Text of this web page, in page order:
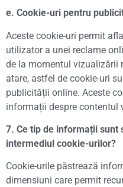
e. Cookie-uri pentru
Aceste cookie-uri permit
utilizator a unei reclame
de la momentul vizualizării
atare, astfel de cookie-uri
publicității online. Aceste
informații despre contentul
7. Ce tip de informații sunt
intermediul cookie-urilor?
Cookie-urile păstrează
dimensiuni care permit